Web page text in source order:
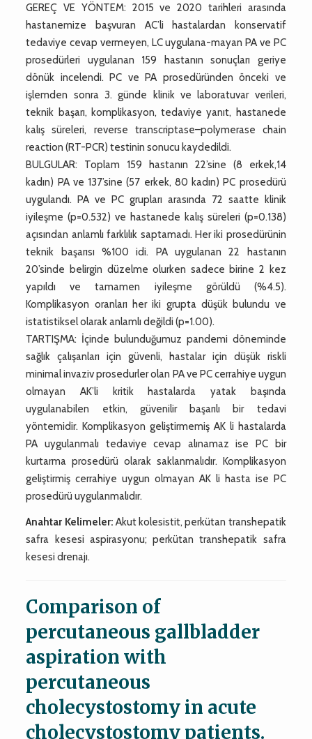
GEREÇ VE YÖNTEM: 2015 ve 2020 tarihleri arasında
hastanemize başvuran AC’li hastalardan konservatif
tedaviye cevap vermeyen, LC uygulana-mayan PA ve PC
prosedürleri uygulanan 159 hastanın sonuçları geriye
dönük incelendi. PC ve PA prosedüründen önceki ve
işlemden sonra 3. günde klinik ve laboratuvar verileri,
teknik başarı, komplikasyon, tedaviye yanıt, hastanede
kalış süreleri, reverse transcriptase–polymerase chain
reaction (RT-PCR) testinin sonucu kaydedildi.
BULGULAR: Toplam 159 hastanın 22’sine (8 erkek,14
kadın) PA ve 137’sine (57 erkek, 80 kadın) PC prosedürü
uygulandı. PA ve PC grupları arasında 72 saatte klinik
iyileşme (p=0.532) ve hastanede kalış süreleri (p=0.138)
açısından anlamlı farklılık saptamadı. Her iki prosedürünin
teknik başarısı %100 idi. PA uygulanan 22 hastanın
20’sinde belirgin düzelme olurken sadece birine 2 kez
yapıldı ve tamamen iyileşme görüldü (%4.5).
Komplikasyon oranları her iki grupta düşük bulundu ve
istatistiksel olarak anlamlı değildi (p=1.00).
TARTIŞMA: İçinde bulunduğumuz pandemi döneminde
sağlık çalışanları için güvenli, hastalar için düşük riskli
minimal invaziv prosedurler olan PA ve PC cerrahiye uygun
olmayan AK’li kritik hastalarda yatak başında
uygulanabilen etkin, güvenilir başarılı bir tedavi
yöntemidir. Komplikasyon geliştirmemiş AK li hastalarda
PA uygulanmalı tedaviye cevap alınamaz ise PC bir
kurtarma prosedürü olarak saklanmalıdır. Komplikasyon
geliştirmiş cerrahiye uygun olmayan AK li hasta ise PC
prosedürü uygulanmalıdır.
Anahtar Kelimeler: Akut kolesistit, perkütan transhepatik
safra kesesi aspirasyonu; perkütan transhepatik safra
kesesi drenajı.
Comparison of
percutaneous gallbladder
aspiration with
percutaneous
cholecystostomy in acute
cholecystostomy patients.